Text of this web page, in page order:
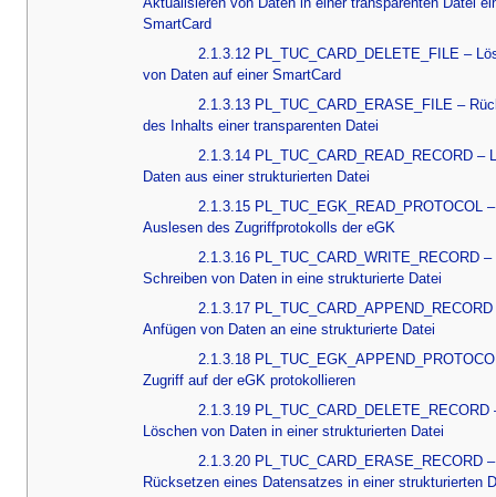
SmartCard
2.1.3.12 PL_TUC_CARD_DELETE_FILE –
von Daten auf einer SmartCard
2.1.3.13 PL_TUC_CARD_ERASE_FILE –
des Inhalts einer transparenten Datei
2.1.3.14 PL_TUC_CARD_READ_RECORD –
Daten aus einer strukturierten Datei
2.1.3.15 PL_TUC_EGK_READ_PROTOCOL –
Auslesen des Zugriffprotokolls der eGK
2.1.3.16 PL_TUC_CARD_WRITE_RECORD –
Schreiben von Daten in eine strukturierte Datei
2.1.3.17 PL_TUC_CARD_APPEND_RECORD
Anfügen von Daten an eine strukturierte Datei
2.1.3.18
Zugriff auf der eGK protokollieren
2.1.3.19 PL_TUC_CARD_DELETE_RECORD
Löschen von Daten in einer strukturierten Datei
2.1.3.20 PL_TUC_CARD_ERASE_RECORD –
Rücksetzen eines Datensatzes in einer strukturierten